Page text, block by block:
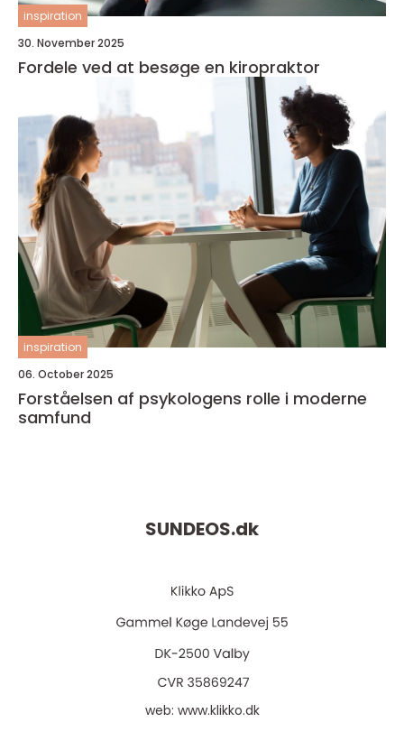
inspiration
30. November 2025
Fordele ved at besøge en kiropraktor
inspiration
06. October 2025
Forståelsen af psykologens rolle i moderne
samfund
SUNDEOS.dk
web: www.klikko.dk